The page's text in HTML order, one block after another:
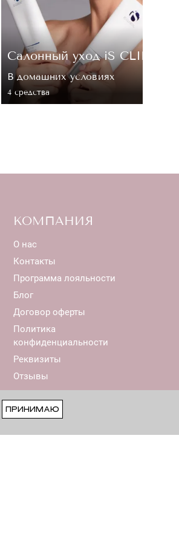
Cалонный уход iS
В домашних условиях
4 средствa
КОМПАНИЯ
О нас
Контакты
Программа лояльности
Блог
Договор оферты
Политика
конфиденциальности
Реквизиты
Отзывы
ПРИНИМАЮ